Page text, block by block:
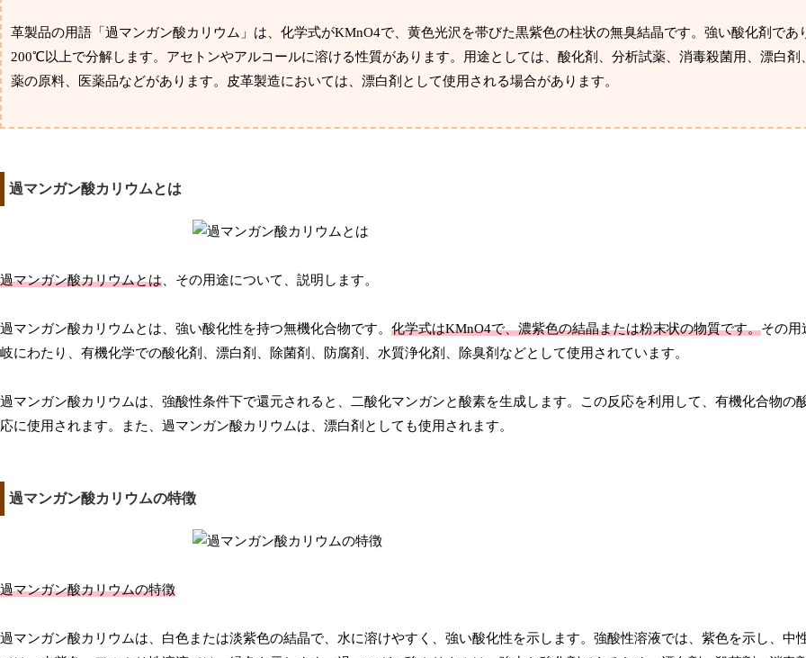
革製品の用語「過マンガン酸カリウム」は、化学式がKMnO4で、黄色光沢を帯びた黒紫色の柱状の無臭結晶です。強い酸化剤であ
200℃以上で分解します。アセトンやアルコールに溶ける性質があります。用途としては、酸化剤、分析試薬、消毒殺菌用、漂白剤
薬の原料、医薬品などがあります。皮革製造においては、漂白剤として使用される場合があります。
過マンガン酸カリウムとは
過マンガン酸カリウムとは、その用途について、説明します。
過マンガン酸カリウムとは、強い酸化性を持つ無機化合物です。 化学式はKMnO4で、濃紫色の結晶または粉末状の物質です。その用
岐にわたり、有機化学での酸化剤、漂白剤、除菌剤、防腐剤、水質浄化剤、除臭剤などとして使用されています。
過マンガン酸カリウムは、強酸性条件下で還元されると、二酸化マンガンと酸素を生成します。この反応を利用して、有機化合物の
応に使用されます。また、過マンガン酸カリウムは、漂白剤としても使用されます。
過マンガン酸カリウムの特徴
過マンガン酸カリウムの特徴
過マンガン酸カリウムは、白色または淡紫色の結晶で、水に溶けやすく、強い酸化性を示します。強酸性溶液では、紫色を示し、中